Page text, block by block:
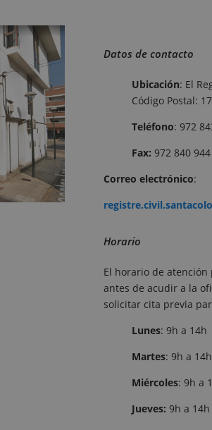
Datos de contacto
Ubicación: El
Código Postal:
Teléfono: 972
Fax: 972 840 944
Correo electrónico:
Horario
El horario de atención
antes de acudir a la
solicitar cita previa
Lunes: 9h a 14h
Martes: 9h a 14h
Miércoles: 9h a
Jueves: 9h a 14h